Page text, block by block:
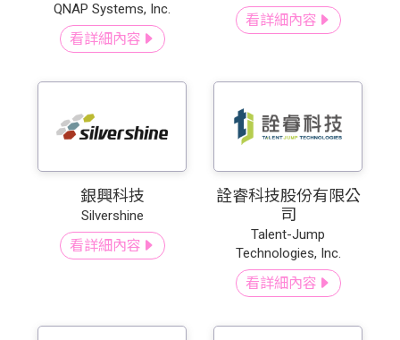
QNAP Systems, Inc.
看詳細內容
看詳細內容
銀興科技
Silvershine
看詳細內容
詮睿科技股份有限公
司
Talent-Jump
Technologies, Inc.
看詳細內容